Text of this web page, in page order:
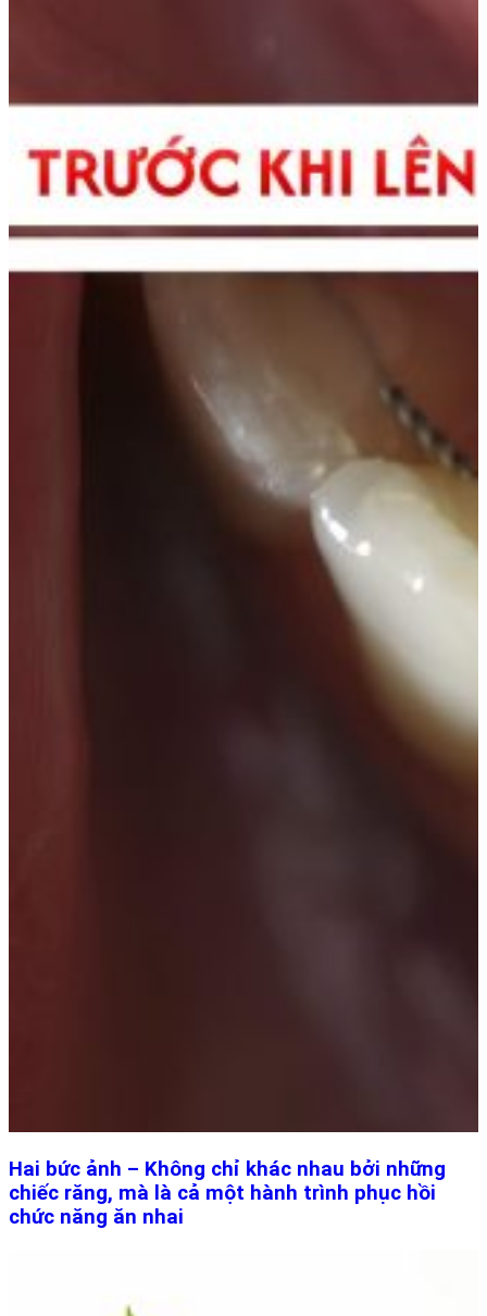
Hai bức ảnh – Không chỉ khác nhau bởi những
chiếc răng, mà là cả một hành trình phục hồi
chức năng ăn nhai